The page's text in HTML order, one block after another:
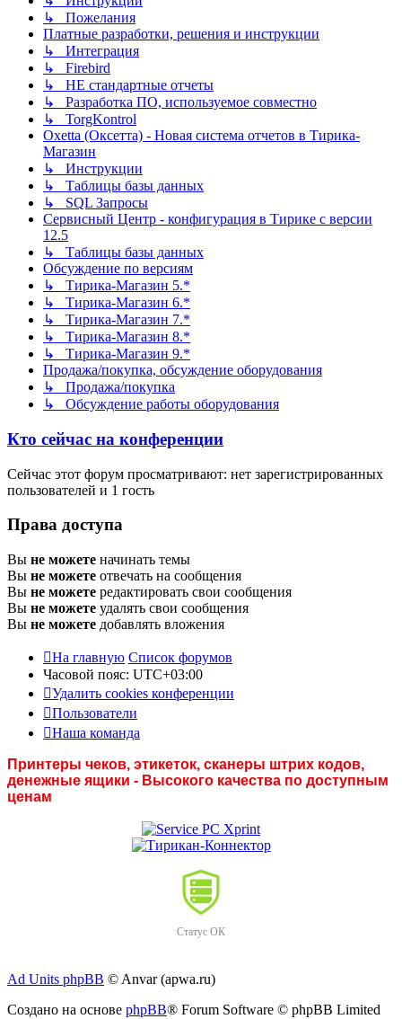
↳ Пожелания
Платные разработки, решения и инструкции
↳ Интеграция
↳ Firebird
↳ НЕ стандартные отчеты
↳ Разработка ПО, используемое совместно
↳ TorgKontrol
Oxetta (Оксетта) - Новая система отчетов в Тирика-
Магазин
↳ Инструкции
↳ Таблицы базы данных
↳ SQL Запросы
Сервисный Центр - конфигурация в Тирике с версии
12.5
↳ Таблицы базы данных
Обсуждение по версиям
↳ Тирика-Магазин 5.*
↳ Тирика-Магазин 6.*
↳ Тирика-Магазин 7.*
↳ Тирика-Магазин 8.*
↳ Тирика-Магазин 9.*
Продажа/покупка, обсуждение оборудования
↳ Продажа/покупка
↳ Обсуждение работы оборудования
Кто сейчас на конференции
Сейчас этот форум просматривают: нет зарегистрированных
пользователей и 1 гость
Права доступа
Вы не можете начинать темы
Вы не можете отвечать на сообщения
Вы не можете редактировать свои сообщения
Вы не можете удалять свои сообщения
Вы не можете добавлять вложения
На главную Список форумов
Часовой пояс: UTC+03:00
Удалить cookies конференции
Пользователи
Наша команда
Принтеры чеков, этикеток, сканеры штрих кодов,
денежные ящики - Высокого качества по доступным
ценам
Статус ОК
Ad Units phpBB © Anvar (apwa.ru)
Создано на основе phpBB® Forum Software © phpBB Limited